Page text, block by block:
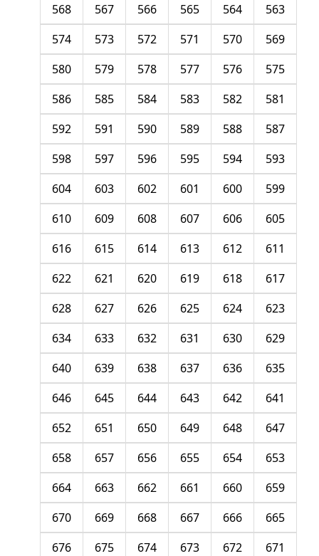
563
564
565
566
567
568
569
570
571
572
573
574
575
576
577
578
579
580
581
582
583
584
585
586
587
588
589
590
591
592
593
594
595
596
597
598
599
600
601
602
603
604
605
606
607
608
609
610
611
612
613
614
615
616
617
618
619
620
621
622
623
624
625
626
627
628
629
630
631
632
633
634
635
636
637
638
639
640
641
642
643
644
645
646
647
648
649
650
651
652
653
654
655
656
657
658
659
660
661
662
663
664
665
666
667
668
669
670
671
672
673
674
675
676